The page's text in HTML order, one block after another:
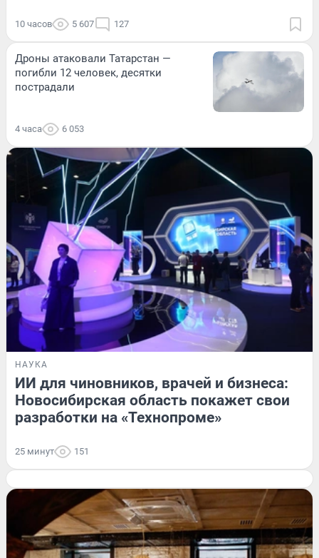
10 часов 5 607 127
Дроны атаковали Татарстан —
погибли 12 человек, десятки
пострадали
4 часа 6 053
НАУКА
ИИ для чиновников, врачей и бизнеса:
Новосибирская область покажет свои
разработки на «Технопроме»
25 минут 151